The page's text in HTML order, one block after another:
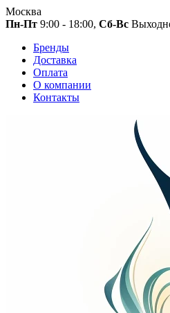
Москва
Пн-Пт 9:00 - 18:00, Сб-Вс
Бренды
Доставка
Оплата
О компании
Контакты